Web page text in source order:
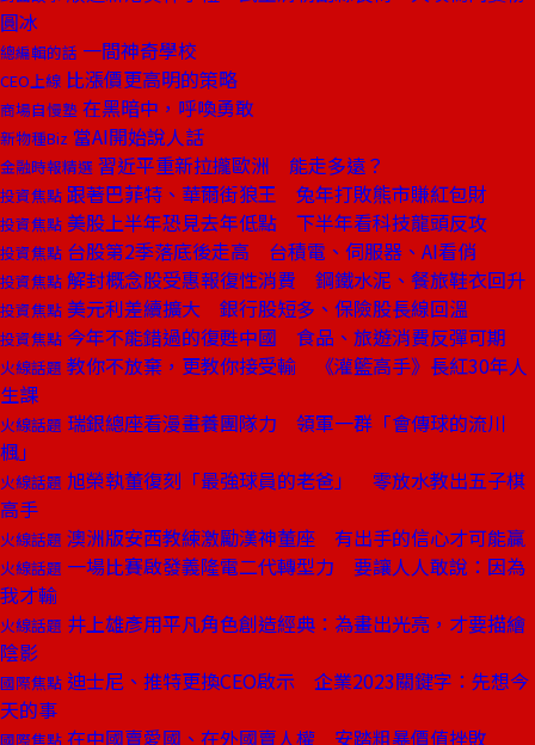
圓冰
總編輯的話 一間神奇學校
CEO上線 比漲價更高明的策略
商場自慢塾 在黑暗中，呼喚勇敢
新物種Biz 當AI開始說人話
金融時報精選 習近平重新拉攏歐洲 能走多遠？
投資焦點 跟著巴菲特、華爾街狼王 兔年打敗熊市賺紅包財
投資焦點 美股上半年恐見去年低點 下半年看科技龍頭反攻
投資焦點 台股第2季落底後走高 台積電、伺服器、AI看俏
投資焦點 解封概念股受惠報復性消費 鋼鐵水泥、餐旅鞋衣回升
投資焦點 美元利差續擴大 銀行股短多、保險股長線回溫
投資焦點 今年不能錯過的復甦中國 食品、旅遊消費反彈可期
火線話題 教你不放棄，更教你接受輸 《灌籃高手》長紅30年人
生課
火線話題 瑞銀總座看漫畫養團隊力 領軍一群「會傳球的流川
楓」
火線話題 旭榮執董復刻「最強球員的老爸」 零放水教出五子棋
高手
火線話題 澳洲版安西教練激勵漢神董座 有出手的信心才可能贏
火線話題 一場比賽啟發義隆電二代轉型力 要讓人人敢說：因為
我才輸
火線話題 井上雄彥用平凡角色創造經典：為畫出光亮，才要描繪
陰影
國際焦點 迪士尼、推特更換CEO啟示 企業2023關鍵字：先想今
天的事
國際焦點 在中國賣愛國、在外國賣人權 安踏粗暴價值挫敗